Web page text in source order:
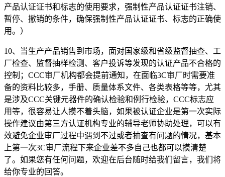
产品认证证书和标志的使用要求，强制性产品认证证书注销、
暂停、撤销的条件，确保强制性产品认证证书、标志的正确使
用。）
10、当生产产品销售到市场，面对国家级和省级监督抽查、工
厂检查、监督抽样检测、客户投诉等发现的认证产品不合格的
控制；CCC审厂机构都会提前通知，在面临3C审厂时需要准
备的资料比较多，手册、质量体系文件、各类表格等等，尤其
是涉及CCC关键元器件的确认检验和例行检验，CCC标志应
用等，很容易让人摸不着头脑，如果被认证企业是第一次实际
操作建议由第三方认证机构专业的辅导老师协助处理，可以有
效避免企业审厂过程中遇到不过或者抽查有问题的情况，基本
上第一次3C审厂流程下来企业差不多自己也都可以摸清楚
了。如果您有任何问题，欢迎在后台随时给我们留言，我们将
给你专业的回答。